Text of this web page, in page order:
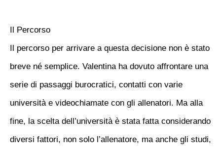
Il Percorso
Il percorso per arrivare a questa decisione non è stato
breve né semplice. Valentina ha dovuto affrontare una
serie di passaggi burocratici, contatti con varie
università e videochiamate con gli allenatori. Ma alla
fine, la scelta dell’università è stata fatta considerando
diversi fattori, non solo l’allenatore, ma anche gli studi,